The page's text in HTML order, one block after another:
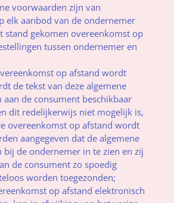
voorwaarden zijn van
elk aanbod van de ondernemer
stand gekomen overeenkomst op
tussen ondernemer en
op afstand wordt
de tekst van deze algemene
de consument beschikbaar
dit redelijkerwijs niet mogelijk is,
overeenkomst op afstand wordt
aangegeven dat de algemene
bij de ondernemer in te zien en zij
de consument zo spoedig
worden toegezonden;
op afstand elektronisch